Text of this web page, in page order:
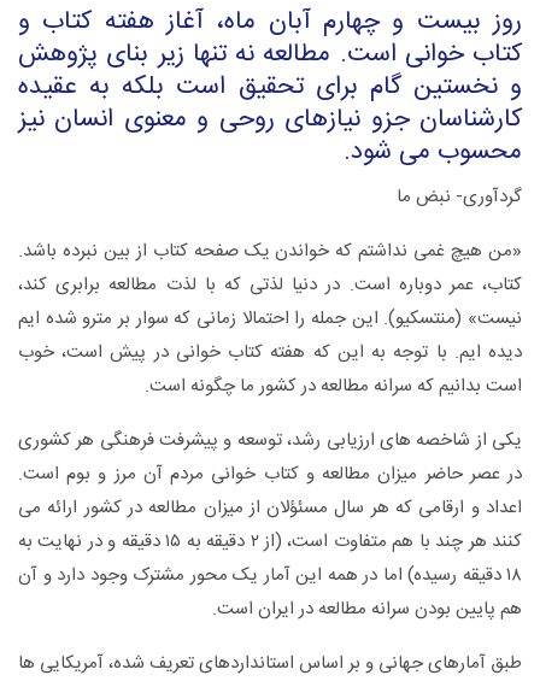
روز بیست و چهارم آبان ماه، آغاز هفته کتاب و
کتاب خوانی است. مطالعه نه تنها زیر بنای پژوهش
و نخستین گام برای تحقیق است بلکه به عقیده
کارشناسان جزو نیازهای روحی و معنوی انسان نیز
محسوب می شود.
گردآوری- نبض ما
«من هیچ غمی نداشتم که خواندن یک صفحه کتاب از بین نبرده باشد.
کتاب، عمر دوباره است. در دنیا لذتی که با لذت مطالعه برابری کند،
نیست» (منتسکیو). این جمله را احتمالا زمانی که سوار بر مترو شده ایم
دیده ایم. با توجه به این که هفته کتاب خوانی در پیش است، خوب
است بدانیم که سرانه مطالعه در کشور ما چگونه است.
یکی از شاخصه های ارزیابی رشد، توسعه و پیشرفت فرهنگی هر کشوری
در عصر حاضر میزان مطالعه و کتاب خوانی مردم آن مرز و بوم است.
اعداد و ارقامی که هر سال مسئؤلان از میزان مطالعه در کشور ارائه می
کنند هر چند با هم متفاوت است، (از ۲ دقیقه به ۱۵ دقیقه و در نهایت به
۱۸ دقیقه رسیده) اما در همه این آمار یک محور مشترک وجود دارد و آن
هم پایین بودن سرانه مطالعه در ایران است.
طبق آمارهای جهانی و بر اساس استانداردهای تعریف شده، آمریکایی ها